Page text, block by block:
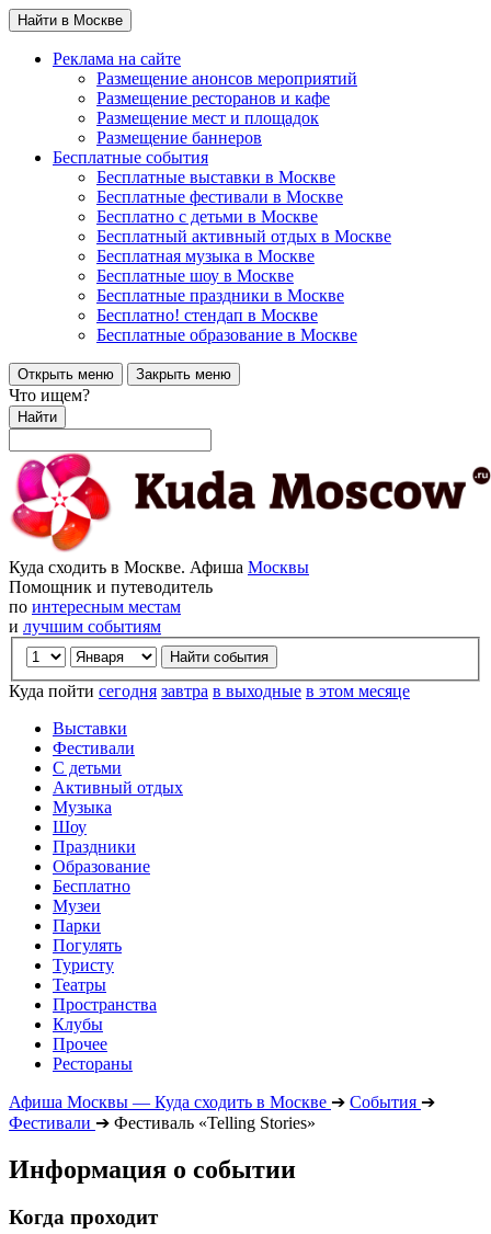
Найти в Москве
Реклама на сайте
Размещение анонсов мероприятий
Размещение ресторанов и кафе
Размещение мест и площадок
Размещение баннеров
Бесплатные события
Бесплатные выставки в Москве
Бесплатные фестивали в Москве
Бесплатно с детьми в Москве
Бесплатный активный отдых в Москве
Бесплатная музыка в Москве
Бесплатные шоу в Москве
Бесплатные праздники в Москве
Бесплатно! стендап в Москве
Бесплатные образование в Москве
Открыть меню Закрыть меню
Что ищем?
Найти
Куда сходить в Москве. Афиша Москвы
Помощник и путеводитель
по интересным местам
и лучшим событиям
Куда пойти сегодня завтра в выходные в этом месяце
Выставки
Фестивали
С детьми
Активный отдых
Музыка
Шоу
Праздники
Образование
Бесплатно
Музеи
Парки
Погулять
Туристу
Театры
Пространства
Клубы
Прочее
Рестораны
Афиша Москвы — Куда сходить в Москве ➔ События ➔
Фестивали ➔ Фестиваль «Telling Stories»
Информация о событии
Когда проходит